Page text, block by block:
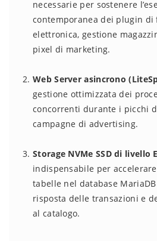
necessarie per sostenere
contemporanea dei plugin di
elettronica, gestione
pixel di marketing.
Web Server asincrono
gestione ottimizzata dei
concorrenti durante i picchi
campagne di advertising.
Storage NVMe SSD di livello
indispensabile per
tabelle nel database
risposta delle transazioni e
al catalogo.